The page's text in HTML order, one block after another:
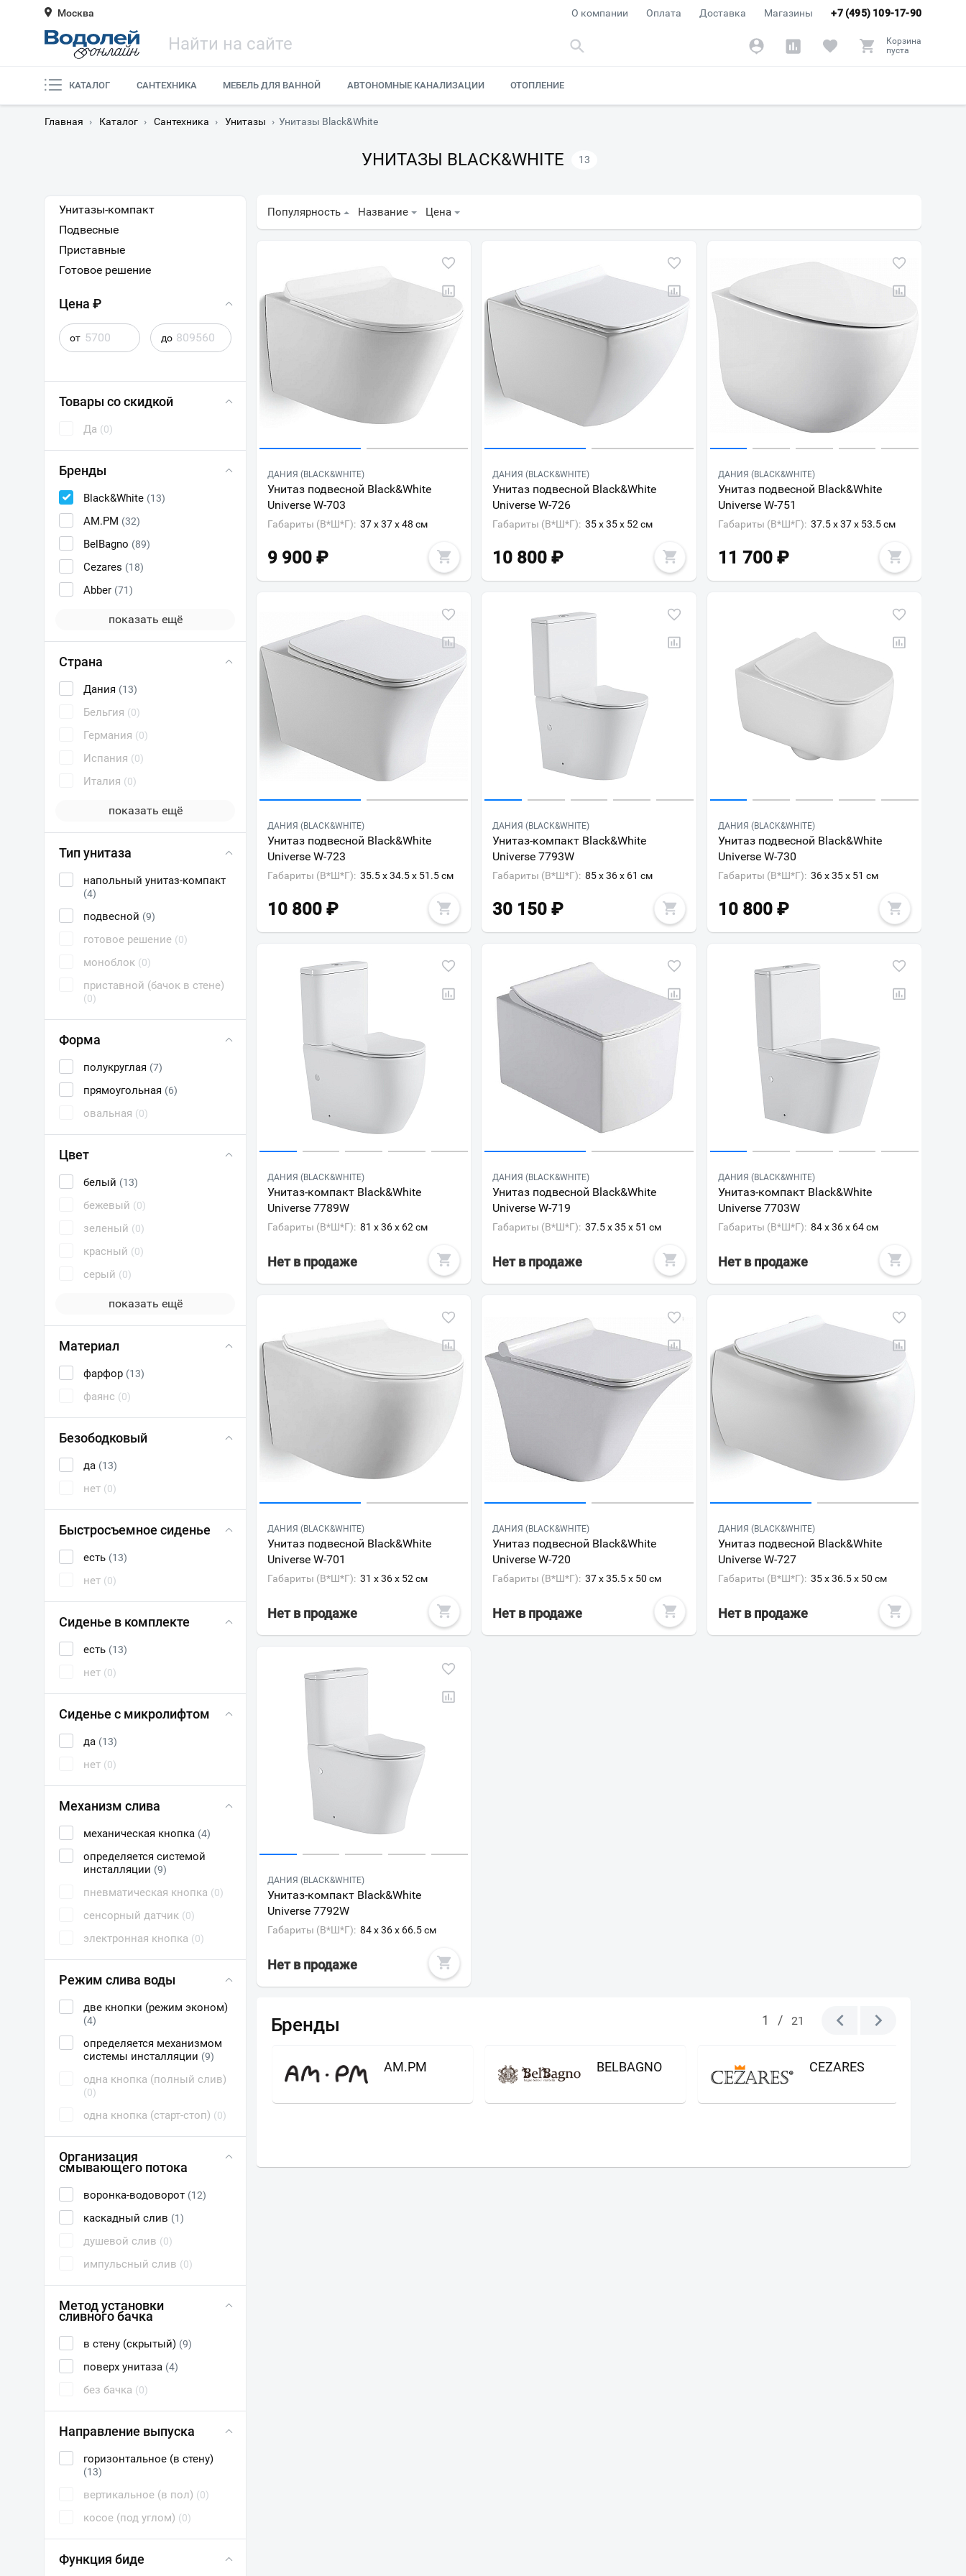
Москва +7 (495) 109-17-90
О компании Оплата Доставка Магазины
Корзина
пуста
КАТАЛОГ САНТЕХНИКА МЕБЕЛЬ ДЛЯ ВАННОЙ АВТОНОМНЫЕ КАНАЛИЗАЦИИ ОТОПЛЕНИЕ
Главная › Каталог › Сантехника › Унитазы › Унитазы Black&White
УНИТАЗЫ BLACK&WHITE 13
Унитазы-компакт
Подвесные
Приставные
Готовое решение
Цена ₽
от до
Товары со скидкой
Да (0)
Бренды
Black&White (13)
AM.PM (32)
BelBagno (89)
Cezares (18)
Abber (71)
показать ещё
Страна
Дания (13)
Бельгия (0)
Германия (0)
Испания (0)
Италия (0)
показать ещё
Тип унитаза
напольный унитаз-компакт
(4)
подвесной (9)
готовое решение (0)
моноблок (0)
приставной (бачок в стене)
(0)
Форма
полукруглая (7)
прямоугольная (6)
овальная (0)
Цвет
белый (13)
бежевый (0)
зеленый (0)
красный (0)
серый (0)
показать ещё
Материал
фарфор (13)
фаянс (0)
Безободковый
да (13)
нет (0)
Быстросъемное сиденье
есть (13)
нет (0)
Сиденье в комплекте
есть (13)
нет (0)
Сиденье с микролифтом
да (13)
нет (0)
Механизм слива
механическая кнопка (4)
определяется системой
инсталляции (9)
пневматическая кнопка (0)
сенсорный датчик (0)
электронная кнопка (0)
Режим слива воды
две кнопки (режим эконом)
(4)
определяется механизмом
системы инсталляции (9)
одна кнопка (полный слив)
(0)
одна кнопка (старт-стоп) (0)
Организация
смывающего потока
воронка-водоворот (12)
каскадный слив (1)
душевой слив (0)
импульсный слив (0)
Метод установки
сливного бачка
в стену (скрытый) (9)
поверх унитаза (4)
без бачка (0)
Направление выпуска
горизонтальное (в стену)
(13)
вертикальное (в пол) (0)
косое (под углом) (0)
Функция биде
Популярность Название Цена
ДАНИЯ (BLACK&WHITE)
Унитаз подвесной Black&White
Universe W-703
Габариты (В*Ш*Г): 37 x 37 x 48 см
9 900 ₽
ДАНИЯ (BLACK&WHITE)
Унитаз подвесной Black&White
Universe W-726
Габариты (В*Ш*Г): 35 x 35 x 52 см
10 800 ₽
ДАНИЯ (BLACK&WHITE)
Унитаз подвесной Black&White
Universe W-751
Габариты (В*Ш*Г): 37.5 x 37 x 53.5 см
11 700 ₽
ДАНИЯ (BLACK&WHITE)
Унитаз подвесной Black&White
Universe W-723
Габариты (В*Ш*Г): 35.5 x 34.5 x 51.5 см
10 800 ₽
ДАНИЯ (BLACK&WHITE)
Унитаз-компакт Black&White
Universe 7793W
Габариты (В*Ш*Г): 85 x 36 x 61 см
30 150 ₽
ДАНИЯ (BLACK&WHITE)
Унитаз подвесной Black&White
Universe W-730
Габариты (В*Ш*Г): 36 x 35 x 51 см
10 800 ₽
ДАНИЯ (BLACK&WHITE)
Унитаз-компакт Black&White
Universe 7789W
Габариты (В*Ш*Г): 81 x 36 x 62 см
Нет в продаже
ДАНИЯ (BLACK&WHITE)
Унитаз подвесной Black&White
Universe W-719
Габариты (В*Ш*Г): 37.5 x 35 x 51 см
Нет в продаже
ДАНИЯ (BLACK&WHITE)
Унитаз-компакт Black&White
Universe 7703W
Габариты (В*Ш*Г): 84 x 36 x 64 см
Нет в продаже
ДАНИЯ (BLACK&WHITE)
Унитаз подвесной Black&White
Universe W-701
Габариты (В*Ш*Г): 31 x 36 x 52 см
Нет в продаже
ДАНИЯ (BLACK&WHITE)
Унитаз подвесной Black&White
Universe W-720
Габариты (В*Ш*Г): 37 x 35.5 x 50 см
Нет в продаже
ДАНИЯ (BLACK&WHITE)
Унитаз подвесной Black&White
Universe W-727
Габариты (В*Ш*Г): 35 x 36.5 x 50 см
Нет в продаже
ДАНИЯ (BLACK&WHITE)
Унитаз-компакт Black&White
Universe 7792W
Габариты (В*Ш*Г): 84 x 36 x 66.5 см
Нет в продаже
Бренды 1 / 21
VITRA AM.PM BELBAGNO CEZARES
Мурманск
Ваш город
Всё верно Сменить город